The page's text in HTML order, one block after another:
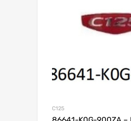
C125